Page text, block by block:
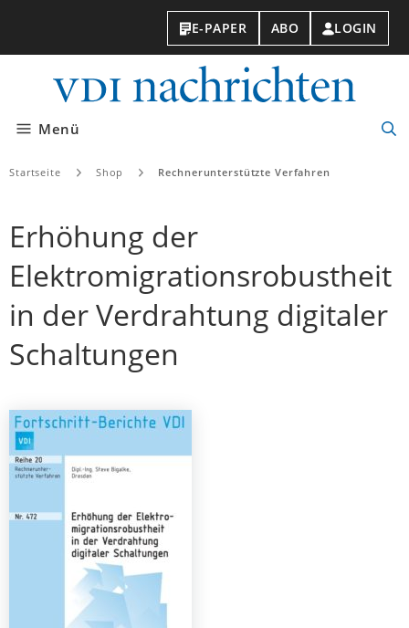
E-PAPER ABO LOGIN
Menü
Startseite Shop Rechnerunterstützte Verfahren
Erhöhung der
Elektromigrationsrobustheit
in der Verdrahtung digitaler
Schaltungen